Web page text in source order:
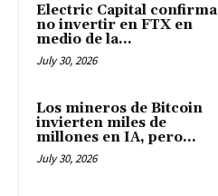
Electric Capital confirma
no invertir en FTX en
medio de la...
July 30, 2026
Los mineros de Bitcoin
invierten miles de
millones en IA, pero...
July 30, 2026